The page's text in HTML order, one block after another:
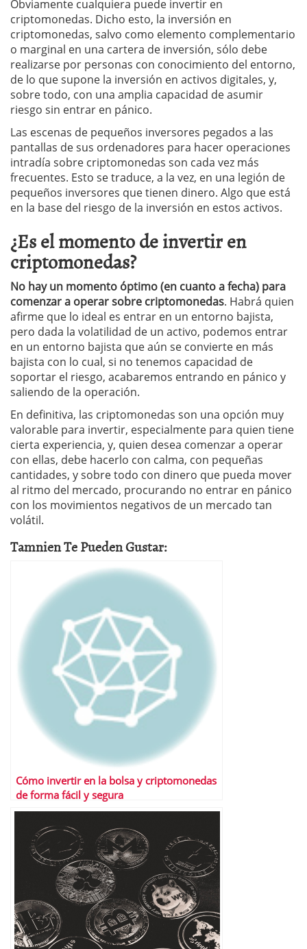
Obviamente cualquiera puede invertir en
criptomonedas. Dicho esto, la inversión en
criptomonedas, salvo como elemento complementario
o marginal en una cartera de inversión, sólo debe
realizarse por personas con conocimiento del entorno,
de lo que supone la inversión en activos digitales, y,
sobre todo, con una amplia capacidad de asumir
riesgo sin entrar en pánico.
Las escenas de pequeños inversores pegados a las
pantallas de sus ordenadores para hacer operaciones
intradía sobre criptomonedas son cada vez más
frecuentes. Esto se traduce, a la vez, en una legión de
pequeños inversores que tienen dinero. Algo que está
en la base del riesgo de la inversión en estos activos.
¿Es el momento de invertir en
criptomonedas?
No hay un momento óptimo (en cuanto a fecha) para
comenzar a operar sobre criptomonedas. Habrá quien
afirme que lo ideal es entrar en un entorno bajista,
pero dada la volatilidad de un activo, podemos entrar
en un entorno bajista que aún se convierte en más
bajista con lo cual, si no tenemos capacidad de
soportar el riesgo, acabaremos entrando en pánico y
saliendo de la operación.
En definitiva, las criptomonedas son una opción muy
valorable para invertir, especialmente para quien tiene
cierta experiencia, y, quien desea comenzar a operar
con ellas, debe hacerlo con calma, con pequeñas
cantidades, y sobre todo con dinero que pueda mover
al ritmo del mercado, procurando no entrar en pánico
con los movimientos negativos de un mercado tan
volátil.
Tamnien Te Pueden Gustar:
Cómo invertir en la bolsa y criptomonedas
de forma fácil y segura